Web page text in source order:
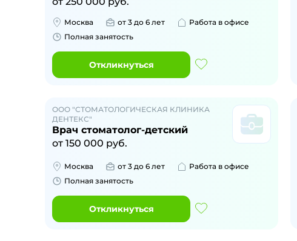
Москва от 3 до 6 лет
Работа в офисе
Полная занятость
Откликнуться
ООО "СТОМАТОЛОГИЧЕСКАЯ КЛИНИКА
ДЕНТЕКС"
Врач стоматолог-детский
от 150 000 руб.
Москва от 3 до 6 лет
Работа в офисе
Полная занятость
Откликнуться